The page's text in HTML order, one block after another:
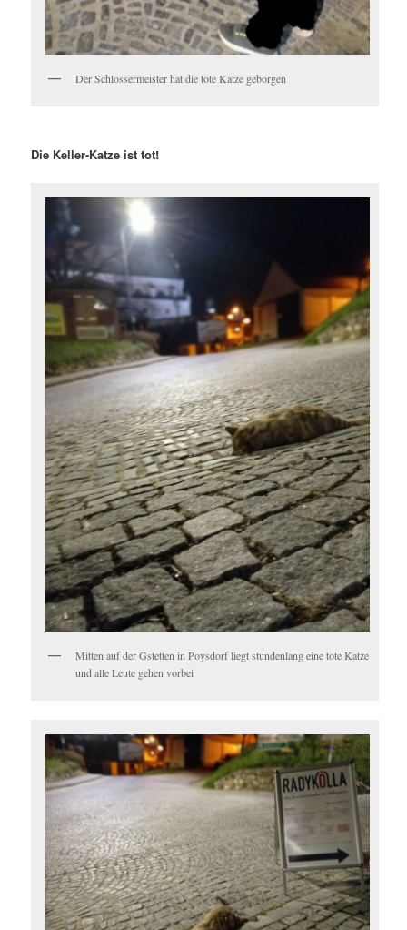
Der Schlossermeister hat die tote Katze geborgen
Die Keller-Katze ist tot!
Mitten auf der Gstetten in Poysdorf liegt stundenlang eine tote Katze
und alle Leute gehen vorbei